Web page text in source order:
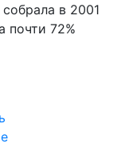
в 2001
почти 72%